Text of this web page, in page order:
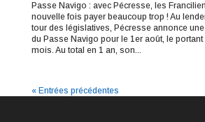
Passe Navigo : avec Pécresse, les
nouvelle fois payer beaucoup trop ! Au
tour des législatives, Pécresse annonce
du Passe Navigo pour le 1er août, le
mois. Au total en 1 an, son...
« Entrées précédentes